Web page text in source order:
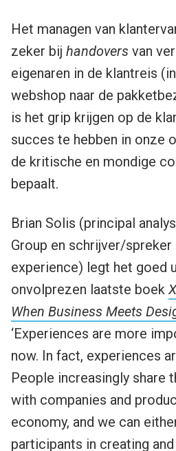
Het managen van
zeker bij handovers van
eigenaren in de klantreis
webshop naar de
is het grip krijgen op de
succes te hebben in onze
de kritische en mondige
bepaalt.
Brian Solis (principal
Group en schrijver/
experience) legt het goed
onvolprezen laatste boek
When Business Meets
‘Experiences are more
now. In fact, experiences
People increasingly share
with companies and
economy, and we can
participants in creating